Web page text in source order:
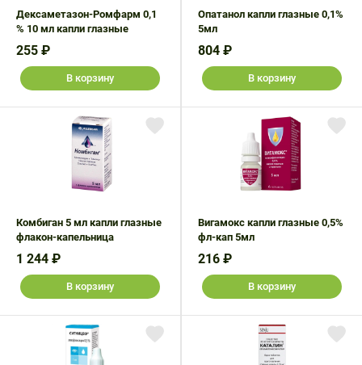
Дексаметазон-Ромфарм 0,1
% 10 мл капли глазные
255 ₽
В корзину
Опатанол капли глазные 0,1%
5мл
804 ₽
В корзину
Комбиган 5 мл капли глазные
флакон-капельница
1 244 ₽
В корзину
Вигамокс капли глазные 0,5%
фл-кап 5мл
216 ₽
В корзину